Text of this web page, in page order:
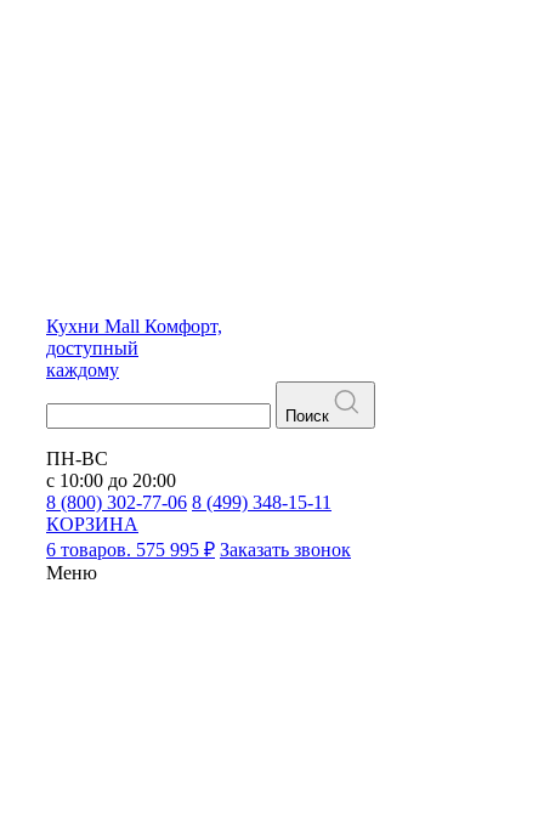
Кухни Mall Комфорт,
доступный
каждому
Поиск
ПН-ВС
с 10:00 до 20:00
8 (800) 302-77-06 8 (499) 348-15-11
КОРЗИНА
6 товаров. 575 995 ₽ Заказать звонок
Меню